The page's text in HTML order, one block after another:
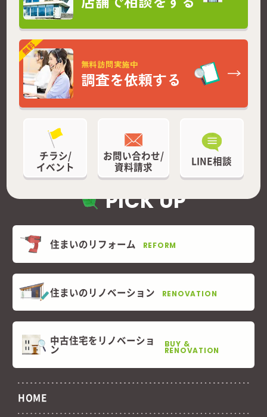
無料訪問実施中
調査を依頼する
チラシ/
イベント
お問い合わせ/
資料請求
LINE相談
PICK UP
住まいのリフォーム REFORM
住まいのリノベーション RENOVATION
中古住宅をリノベーショ
ン BUY &
RENOVATION
HOME